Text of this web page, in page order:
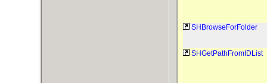
SHBrowseForFolder
SHGetPathFromIDList